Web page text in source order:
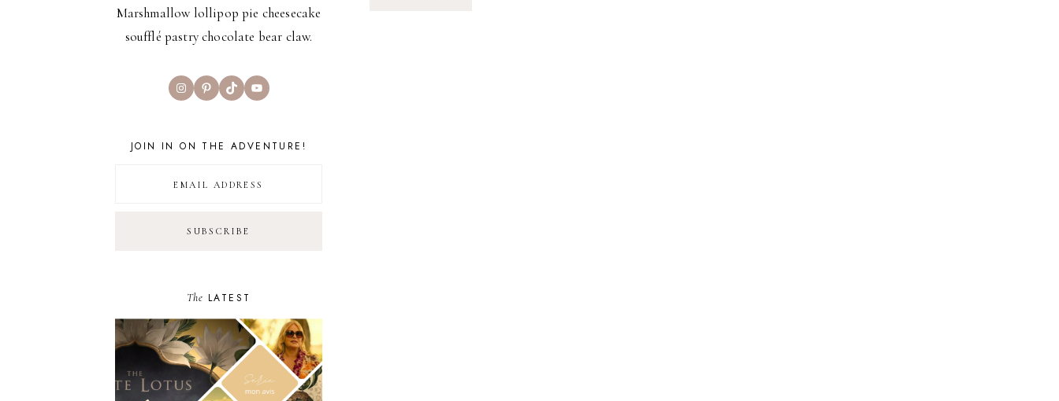
Marshmallow lollipop pie cheesecake
soufflé pastry chocolate bear claw.
InstagramPinterest
TikTokYouTube
JOIN IN ON THE ADVENTURE!
The LATEST